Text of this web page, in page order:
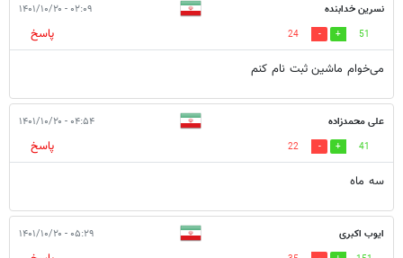
نسرین خدابنده ۰۲:۰۹ - ۱۴۰۱/۱۰/۲۰
51
24
پاسخ
می‌خوام ماشین ثبت نام کنم
علی محمدزاده ۰۴:۵۴ - ۱۴۰۱/۱۰/۲۰
41
22
پاسخ
سه ماه
ایوب اکبری ۰۵:۲۹ - ۱۴۰۱/۱۰/۲۰